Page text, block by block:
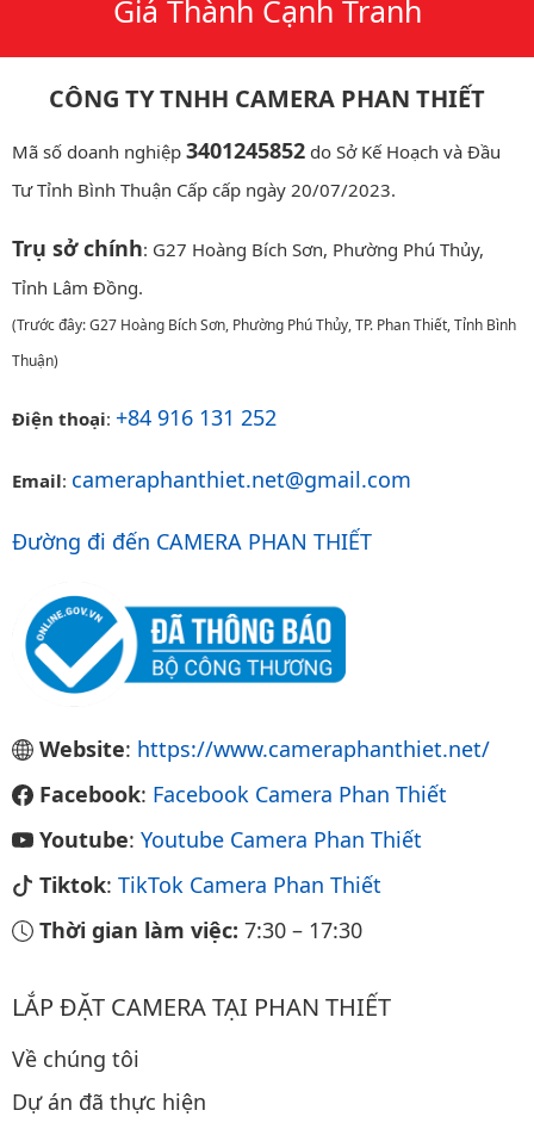
Giá Thành Cạnh Tranh
CÔNG TY TNHH CAMERA PHAN THIẾT
Mã số doanh nghiệp 3401245852 do Sở Kế Hoạch và Đầu
Tư Tỉnh Bình Thuận Cấp cấp ngày 20/07/2023.
Trụ sở chính: G27 Hoàng Bích Sơn, Phường Phú Thủy,
Tỉnh Lâm Đồng.
(Trước đây: G27 Hoàng Bích Sơn, Phường Phú Thủy, TP. Phan Thiết, Tỉnh Bình
Thuận)
Điện thoại: +84 916 131 252
Email: cameraphanthiet.net@gmail.com
Đường đi đến CAMERA PHAN THIẾT
Website: https://www.cameraphanthiet.net/
Facebook: Facebook Camera Phan Thiết
Youtube: Youtube Camera Phan Thiết
Tiktok: TikTok Camera Phan Thiết
Thời gian làm việc: 7:30 – 17:30
LẮP ĐẶT CAMERA TẠI PHAN THIẾT
Về chúng tôi
Dự án đã thực hiện